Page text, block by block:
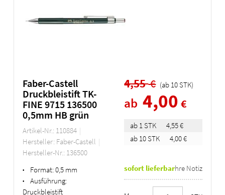
Faber-Castell
Druckbleistift TK-
FINE 9715 136500
0,5mm HB grün
Artikel-Nr.: 110884
Hersteller: Faber-Castell
Hersteller-Nr.: 136500
• Format:0,5 mm
•
Ausführung:
Druckbleistift
4,55€ (ab 10 STK)
ab 4,00 €
ab 1 STK
4,55 €
ab 10 STK
4,00 €
sofort lieferbarIhre Notiz